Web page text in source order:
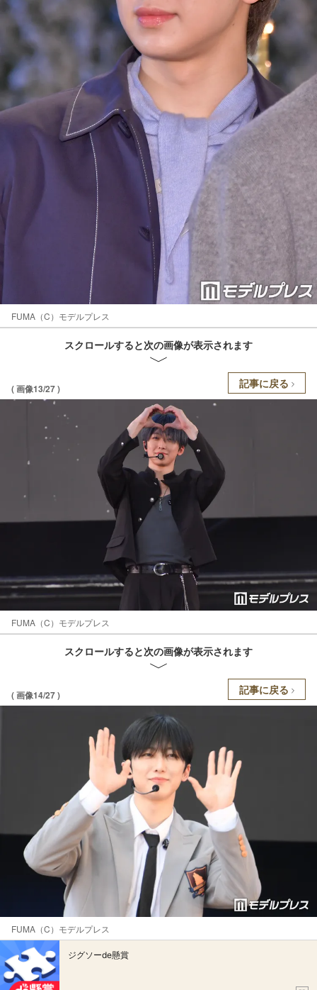
FUMA（C）モデルプレス
スクロールすると次の画像が表示されます
( 画像13/27 ) 記事に戻る
FUMA（C）モデルプレス
スクロールすると次の画像が表示されます
( 画像14/27 ) 記事に戻る
FUMA（C）モデルプレス
ジグソーde懸賞